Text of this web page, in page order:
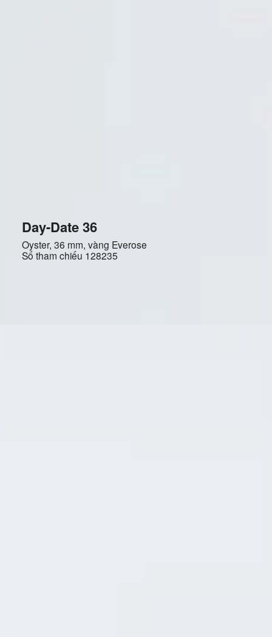
Day-Date 36
Oyster, 36 mm, vàng Everose
Số tham chiếu 128235